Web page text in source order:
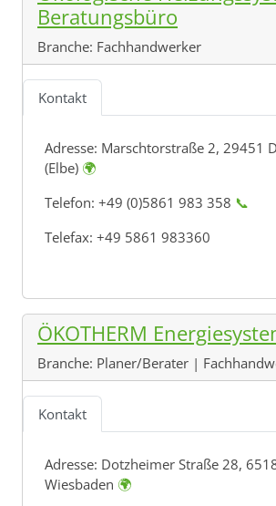
Beratungsbüro
Branche: Fachhandwerker
Kontakt
Adresse: Marschtorstraße 2, 29451
(Elbe) 🌍
Telefon: +49 (0)5861 983 358 📞
Telefax: +49 5861 983360
ÖKOTHERM
Branche: Planer/Berater |
Kontakt
Adresse: Dotzheimer Straße 28,
Wiesbaden 🌍